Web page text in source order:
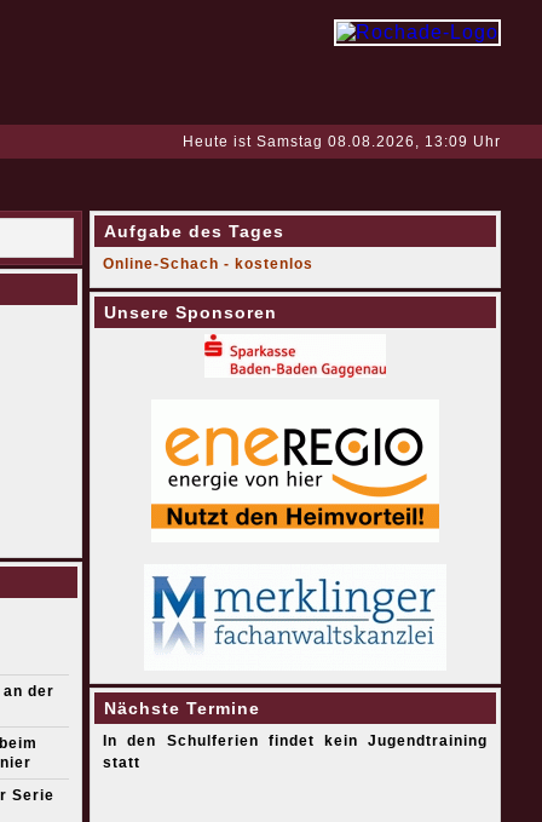
Heute ist Samstag 08.08.2026, 13:09 Uhr
an der
Serie
Aufgabe des Tages
Online-Schach - kostenlos
Unsere Sponsoren
Nächste Termine
In den Schulferien findet kein Jugendtraining
statt